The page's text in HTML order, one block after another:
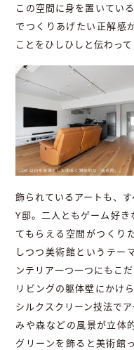
この空間に身を置いてい
でつくりあげたい正解感
ことをひしひしと伝わって
飾られているアートも、
Y邸。二人ともゲーム好
てもらえる空間がつくり
しつつ美術館というテー
ンテリア一つ一つにもこだ
リビングの躯体壁にかけ
シルクスクリーン技法で
みや森などの風景が立体
グリーンを飾ると美術館